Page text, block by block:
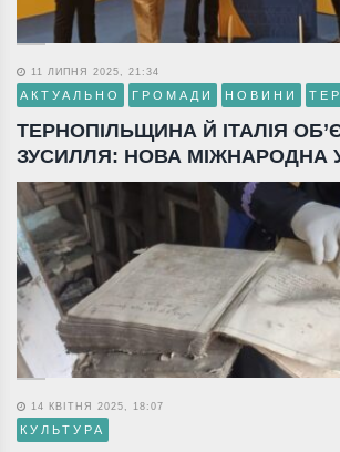
11 ЛИПНЯ 2025, 21:34
АКТУАЛЬНО ГРОМАДИ НОВИНИ
ТЕРНОПІЛЬЩИНА Й ІТАЛІЯ
ЗУСИЛЛЯ: НОВА МІЖНАРОДНА
14 КВІТНЯ 2025, 18:07
КУЛЬТУРА